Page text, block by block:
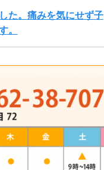
た。痛みを気にせず子
。